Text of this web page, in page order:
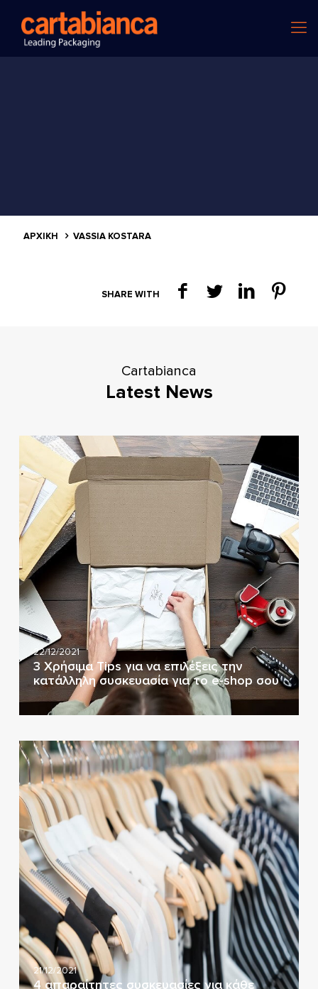
ΑΡΧΙΚΗ VASSIA KOSTARA
SHARE WITH
Cartabianca
Latest News
22/12/2021
3 Χρήσιμα Tips για να επιλέξεις την
κατάλληλη συσκευασία για το e-shop σου
21/12/2021
4 απαραίτητες συσκευασίες για κάθε